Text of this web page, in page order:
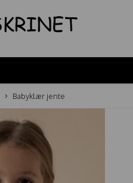
Babyklær jente